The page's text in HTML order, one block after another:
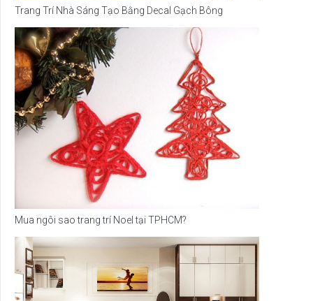
Trang Trí Nhà Sáng Tạo Bằng Decal Gạch Bông
Mua ngôi sao trang trí Noel tại TPHCM?